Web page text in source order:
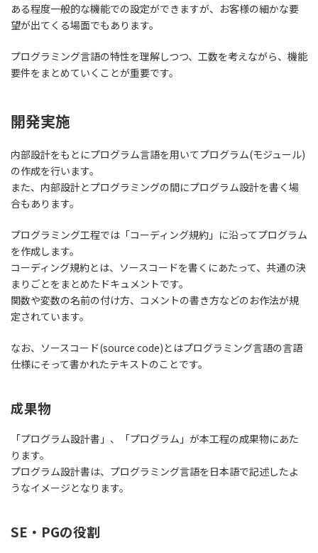
ある程度一般的な機能での設定ができますが、お客様の細かな要
望が出てくる場面でもあります。
プログラミング言語の特性を理解しつつ、工数を考えながら、機能
要件をまとめていくことが重要です。
開発実施
内部設計をもとにプログラム言語を用いてプログラム(モジュール)
の作成を行います。
また、内部設計とプログラミングの間にプログラム設計を書く場
合もあります。
プログラミング工程では「コーディング規約」に沿ってプログラム
を作成します。
コーディング規約とは、ソースコードを書くにあたって、共通の決
まりごとをまとめたドキュメントです。
関数や変数の名前の付け方、コメントの書き方などのお作法が規
定されています。
なお、ソースコード(source code)とはプログラミング言語の言語
仕様にそって書かれたテキストのことです。
成果物
「プログラム設計書」、「プログラム」が本工程の成果物にあた
ります。
プログラム設計書は、プログラミング言語を日本語で記述したよ
うなイメージとなります。
SE・PGの役割